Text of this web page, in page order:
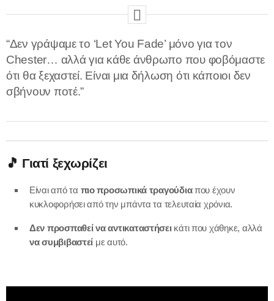
“Δεν γράψαμε το ‘Let You Fade’ μόνο για τον
Chester… αλλά για κάθε άνθρωπο που φοβόμαστε
ότι θα ξεχαστεί. Είναι μια δήλωση ότι κάποιοι δεν
σβήνουν ποτέ.”
🎵 Γιατί ξεχωρίζει
Είναι από τα πιο προσωπικά τραγούδιαπου έχουν
κυκλοφορήσει από την μπάντα τα τελευταία χρόνια.
Δεν προσπαθεί να αντικαταστήσει κάτι που χάθηκε, αλλά
να συμβιβαστεί με αυτό.